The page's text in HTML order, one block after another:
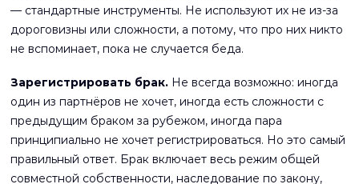
— стандартные инструменты. Не используют их не из-за
дороговизны или сложности, а потому, что про них никто
не вспоминает, пока не случается беда.
Зарегистрировать брак. Не всегда возможно: иногда
один из партнёров не хочет, иногда есть сложности с
предыдущим браком за рубежом, иногда пара
принципиально не хочет регистрироваться. Но это самый
правильный ответ. Брак включает весь режим общей
совместной собственности, наследование по закону,